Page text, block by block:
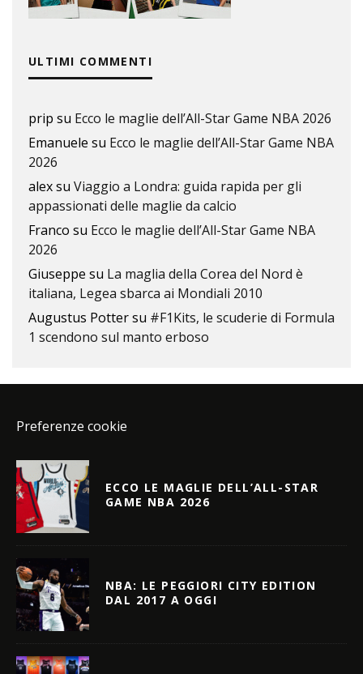
ULTIMI COMMENTI
prip su Ecco le maglie dell’All-Star Game NBA 2026
Emanuele su Ecco le maglie dell’All-Star Game NBA
2026
alexsu Viaggio a Londra: guida rapida per gli
appassionati delle maglie da calcio
Franco su Ecco le maglie dell’All-Star Game NBA
2026
Giuseppe su La maglia della Corea del Nord è
italiana, Legea sbarca ai Mondiali 2010
Augustus Pottersu #F1Kits, le scuderie di Formula
1 scendono sul manto erboso
Preferenze cookie
ECCO LE MAGLIE DELL’ALL-STAR
GAME NBA 2026
NBA: LE PEGGIORI CITY EDITION
DAL 2017 A OGGI